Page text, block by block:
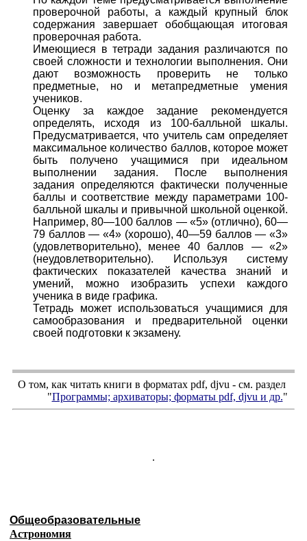
проверочной работы, а каждый крупный блок
содержания завершает обобщающая итоговая
проверочная работа.
Имеющиеся в тетради задания различаются по
своей сложности и технологии выполнения. Они
дают возможность проверить не только
предметные, но и метапредметные умения
учеников.
Оценку за каждое задание рекомендуется
определять, исходя из 100-балльной шкалы.
Предусматривается, что учитель сам определяет
максимальное количество баллов, которое может
быть получено учащимися при идеальном
выполнении задания. После выполнения
задания определяются фактически полученные
баллы и соответствие между параметрами 100-
балльной шкалы и привычной школьной оценкой.
Например, 80—100 баллов — «5» (отлично), 60—
79 баллов — «4» (хорошо), 40—59 баллов — «3»
(удовлетворительно), менее 40 баллов — «2»
(неудовлетворительно). Используя систему
фактических показателей качества знаний и
умений, можно изобразить успехи каждого
ученика в виде графика.
Тетрадь может использоваться учащимися для
самообразования и предварительной оценки
своей подготовки к экзамену.
О том, как читать книги в форматах pdf, djvu - см. раздел
"Программы; архиваторы; форматы pdf, djvu и др."
.
Общеобразовательные
Астрономия